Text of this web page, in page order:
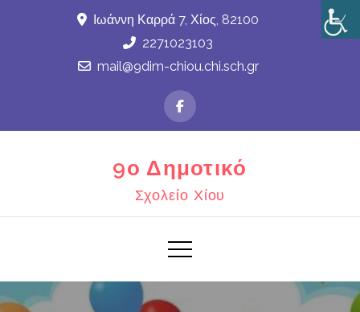
Ιωάννη Καρρά 7, Χίος, 82100
2271023103
mail@9dim-chiou.chi.sch.gr
9ο Δημοτικό
Σχολείο Χίου